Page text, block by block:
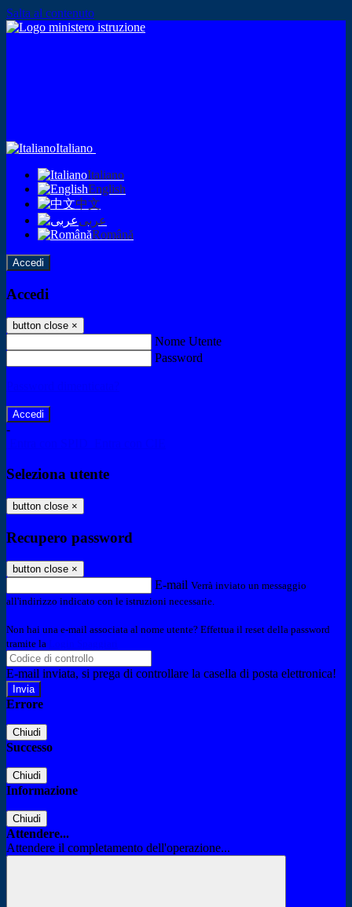
Salta al contenuto
Italiano
Italiano
English
中文
عربى
Română
Accedi
Accedi
button close ×
Nome Utente
Password
-
Seleziona utente
button close ×
Recupero password
button close ×
E-mail Verrà inviato un messaggio
all'indirizzo indicato con le istruzioni necessarie.
Non hai una e-mail associata al nome utente? Effettua il reset della password
tramite la
E-mail inviata, si prega di controllare la casella di posta elettronica!
Errore
Chiudi
Successo
Chiudi
Informazione
Chiudi
Attendere...
Attendere il completamento dell'operazione...